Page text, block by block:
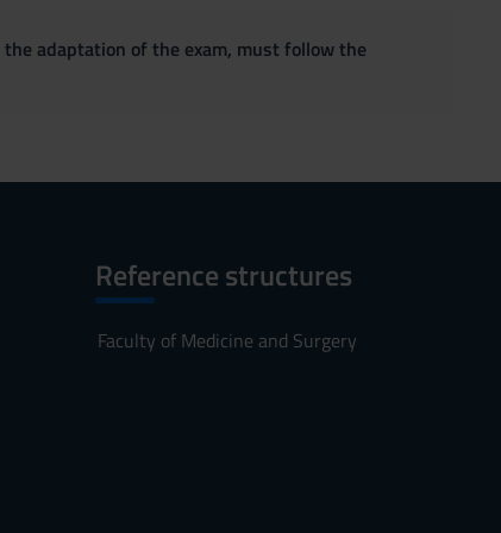
adaptation of the exam, must follow the
Reference structures
Faculty of Medicine and Surgery